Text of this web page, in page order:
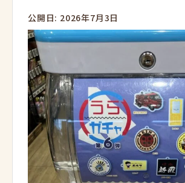
公開日: 2026年7月3日